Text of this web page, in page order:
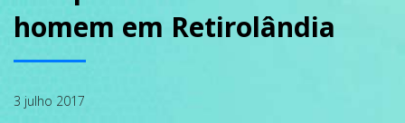
PODCAST
homem em Retirolândia
3 julho 2017